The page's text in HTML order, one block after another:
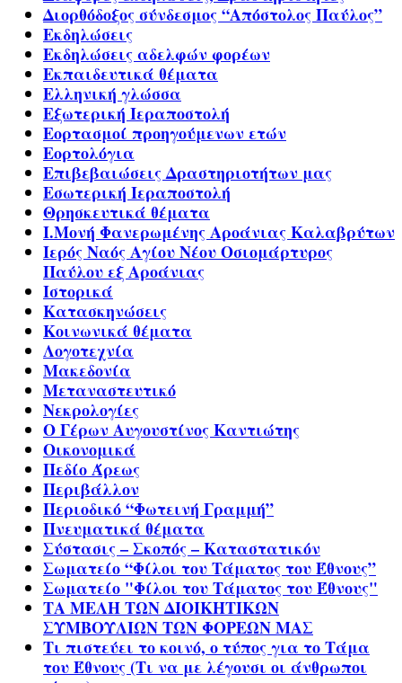
Διορθόδοξος σύνδεσμος “Απόστολος Παύλος”
Εκδηλώσεις
Εκδηλώσεις αδελφών φορέων
Εκπαιδευτικά θέματα
Ελληνική γλώσσα
Εξωτερική Ιεραποστολή
Εορτασμοί προηγούμενων ετών
Εορτολόγια
Επιβεβαιώσεις Δραστηριοτήτων μας
Εσωτερική Ιεραποστολή
Θρησκευτικά θέματα
Ι.Μονή Φανερωμένης Αροάνιας Καλαβρύτων
Ιερός Ναός Αγίου Νέου Οσιομάρτυρος
Παύλου εξ Αροάνιας
Ιστορικά
Κατασκηνώσεις
Κοινωνικά θέματα
Λογοτεχνία
Μακεδονία
Μεταναστευτικό
Νεκρολογίες
Ο Γέρων Αυγουστίνος Καντιώτης
Οικονομικά
Πεδίο Άρεως
Περιβάλλον
Περιοδικό “Φωτεινή Γραμμή”
Πνευματικά θέματα
Σύστασις – Σκοπός – Καταστατικόν
Σωματείο “Φίλοι του Τάματος του Έθνους”
Σωματείο "Φίλοι του Τάματος του Έθνους"
ΤΑ ΜΕΛΗ ΤΩΝ ΔΙΟΙΚΗΤΙΚΩΝ
ΣΥΜΒΟΥΛΙΩΝ ΤΩΝ ΦΟΡΕΩΝ ΜΑΣ
Τι πιστεύει το κοινό, ο τύπος για το Τάμα
του Έθνους (Τι να με λέγουσι οι άνθρωποι